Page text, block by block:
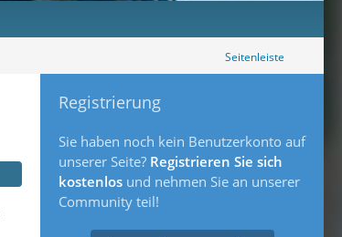
Seitenleiste
Registrierung
Sie haben noch kein Benutzerkonto auf
unserer Seite? Registrieren Sie sich
kostenlos und nehmen Sie an unserer
Community teil!